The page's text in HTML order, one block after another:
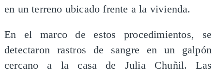
en un terreno ubicado frente a la vivienda.
En el marco de estos procedimientos, se
detectaron rastros de sangre en un galpón
cercano a la casa de Julia Chuñil. Las